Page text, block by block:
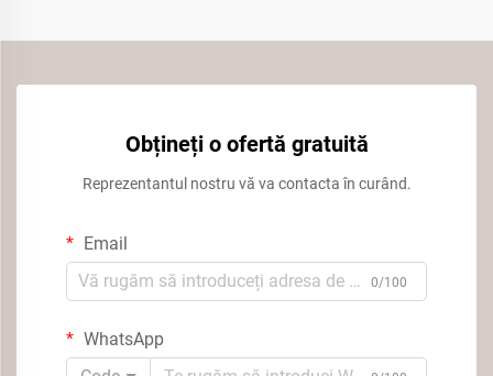
Obțineți o ofertă gratuită
Reprezentantul nostru vă va contacta în curând.
Email
0/100
WhatsApp